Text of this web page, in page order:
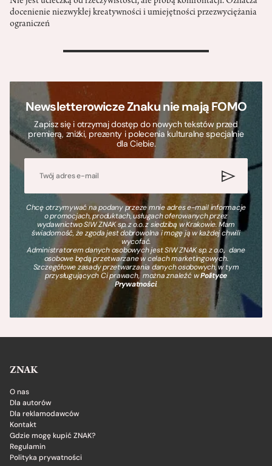
docenienie niezwykłej kreatywności i umiejętności przezwyciężania
ograniczeń
>
Newsletterowicze Znaku nie mają FOMO
Zapisz się i otrzymaj dostęp do nowych tekstów przed
premierą, zniżki, prezenty i polecenia kulturalne specjalnie
dla Ciebie.
Chcę otrzymywać na podany przeze mnie adres e-mail informacje
o promocjach, produktach, usługach oferowanych przez
wydawnictwo SIW ZNAK sp. z o.o. z siedzibą w Krakowie. Mam
świadomość, że zgoda jest dobrowolna i mogę ją w każdej chwili
wycofać.
Administratorem danych osobowych jest SIW ZNAK sp. z o.o., dane
osobowe będą przetwarzane w celach marketingowych.
Szczegółowe zasady przetwarzania danych osobowych, w tym
przysługujących Ci prawach, można znaleźć wPolityce
Prywatności.
ZNAK
O nas
Dla autorów
Dla reklamodawców
Kontakt
Gdzie mogę kupić ZNAK?
Regulamin
Polityka prywatności